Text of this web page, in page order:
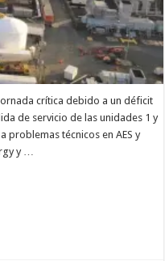
crítica debido a un déficit
de servicio de las unidades 1 y
problemas técnicos en AES y
y …